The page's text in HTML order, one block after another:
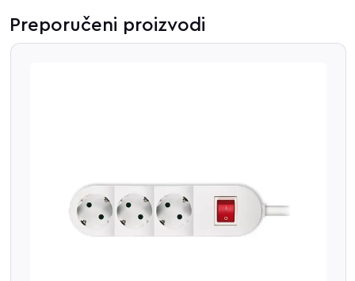
Preporučeni proizvodi